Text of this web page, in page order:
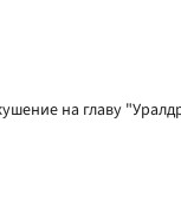
на главу